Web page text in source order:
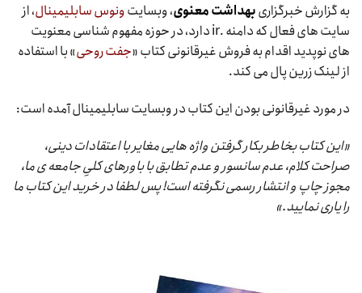
به گزارش خبرگزاریبهداشت معنوی، وبسایتونوس سابلیمینال، از
سایت های فعال که دامنه .ir دارد، در حوزه مفهوم شناسی معنویت
های نوپدید اقدام به فروش غیرقانونی کتاب «جفت روحی» با استفاده
از لینک زرین پال می کند.
در مورد غیرقانونی بودن این کتاب در وبسایت سابلیمینال آمده است:
«این کتاب بخاطر بکار گرفتن واژه هایی مغایر با اعتقادات دینی،
صراحت کلام، عدم سانسور و عدم تطابق با باورهای کلیِ جامعه ی ما،
مجوز چاپ و انتشار رسمی نگرفته است! پس لطفا در خرید این کتاب ما
را یاری نمایید.»